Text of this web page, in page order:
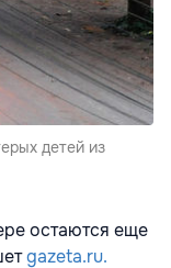
детей из
остаются еще
gazeta.ru.